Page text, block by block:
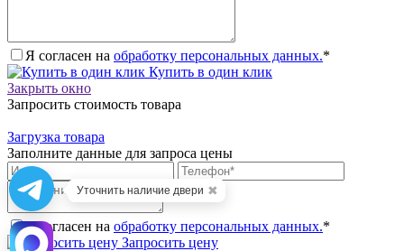
Уточнить наличие двери ✖
Я согласен на обработку персональных данных.*
Купить в один клик
Закрыть окно
Запросить стоимость товара
Загрузка товара
Заполните данные для запроса цены
Я согласен на обработку персональных данных.*
Запросить цену